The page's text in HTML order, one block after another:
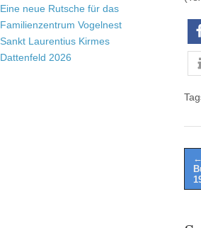
Eine neue Rutsche für das
Familienzentrum Vogelnest
Sankt Laurentius Kirmes
Dattenfeld 2026